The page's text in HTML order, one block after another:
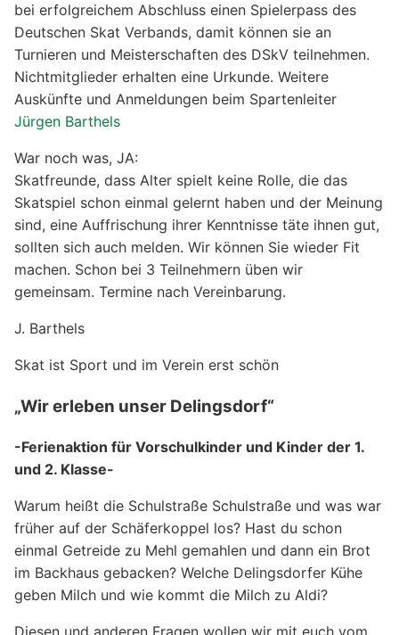
bei erfolgreichem Abschluss einen Spielerpass des
Deutschen Skat Verbands, damit können sie an
Turnieren und Meisterschaften des DSkV teilnehmen.
Nichtmitglieder erhalten eine Urkunde. Weitere
Auskünfte und Anmeldungen beim Spartenleiter
Jürgen Barthels
War noch was, JA:
Skatfreunde, dass Alter spielt keine Rolle, die das
Skatspiel schon einmal gelernt haben und der Meinung
sind, eine Auffrischung ihrer Kenntnisse täte ihnen gut,
sollten sich auch melden. Wir können Sie wieder Fit
machen. Schon bei 3 Teilnehmern üben wir
gemeinsam. Termine nach Vereinbarung.
J. Barthels
Skat ist Sport und im Verein erst schön
„Wir erleben unser Delingsdorf“
-Ferienaktion für Vorschulkinder und Kinder der 1.
und 2. Klasse-
Warum heißt die Schulstraße Schulstraße und was war
früher auf der Schäferkoppel los? Hast du schon
einmal Getreide zu Mehl gemahlen und dann ein Brot
im Backhaus gebacken? Welche Delingsdorfer Kühe
geben Milch und wie kommt die Milch zu Aldi?
Diesen und anderen Fragen wollen wir mit euch vom